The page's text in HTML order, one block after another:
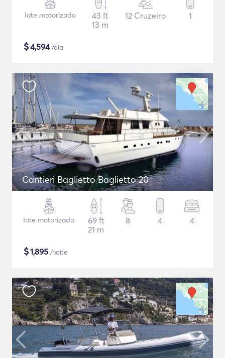
Iate motorizado
43 ft
13 m
12 Cruzeiro 1
$4,594/dia
Cantieri Baglietto Baglietto 20
Iate motorizado
69 ft
21 m
8 4 4
$1,895 /noite